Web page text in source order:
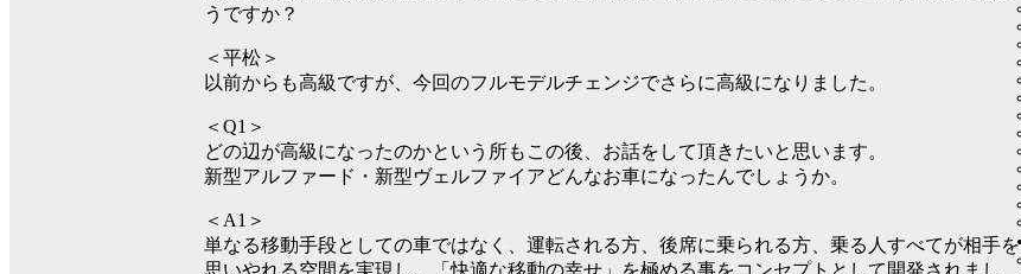
うですか？
＜平松＞
以前からも高級ですが、今回のフルモデルチェンジでさらに高級になりました。
＜Q1＞
どの辺が高級になったのかという所もこの後、お話をして頂きたいと思います。
新型アルファード・新型ヴェルファイアどんなお車になったんでしょうか。
＜A1＞
単なる移動手段としての車ではなく、運転される方、後席に乗られる方、乗る人すべてが相手を
思いやれる空間を実現し、「快適な移動の幸せ」を極める事をコンセプトとして開発されまし